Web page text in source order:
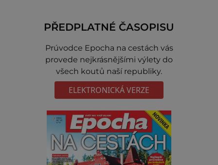
PŘEDPLATNÉ ČASOPISU
Prúvodce Epocha na cestách vás
provede nejkrásnějšími výlety do
všech koutů naší republiky.
ELEKTRONICKÁ VERZE